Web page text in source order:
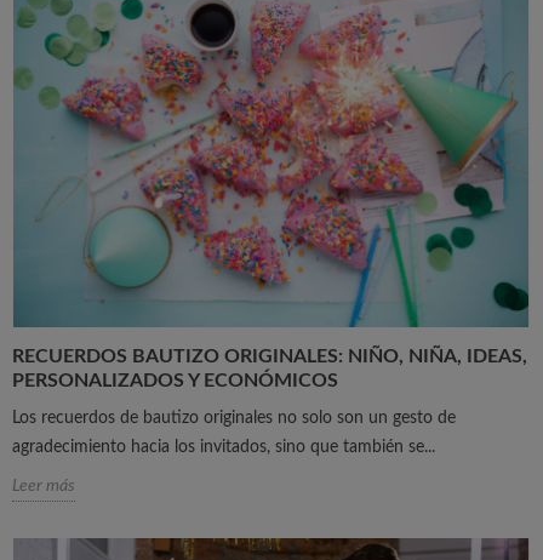
RECUERDOS BAUTIZO ORIGINALES: NIÑO, NIÑA, IDEAS,
PERSONALIZADOS Y ECONÓMICOS
Los recuerdos de bautizo originales no solo son un gesto de
agradecimiento hacia los invitados, sino que también se...
Leer más